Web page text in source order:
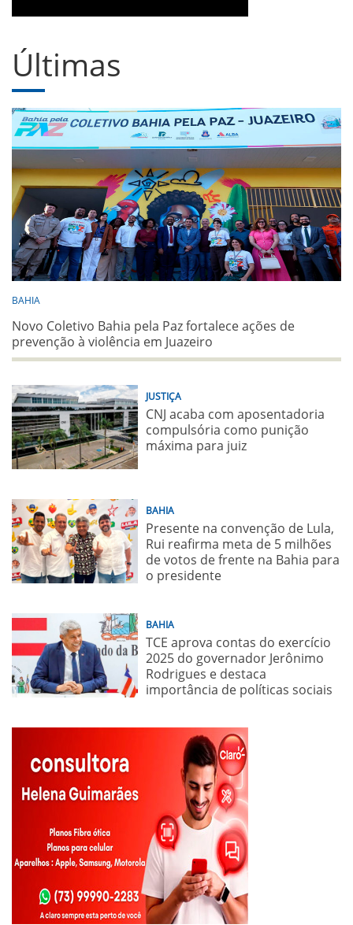
Últimas
BAHIA
Novo Coletivo Bahia pela Paz fortalece ações de
prevenção à violência em Juazeiro
JUSTIÇA
CNJ acaba com aposentadoria
compulsória como punição
máxima para juiz
BAHIA
Presente na convenção de Lula,
Rui reafirma meta de 5 milhões
de votos de frente na Bahia para
o presidente
BAHIA
TCE aprova contas do exercício
2025 do governador Jerônimo
Rodrigues e destaca
importância de políticas sociais